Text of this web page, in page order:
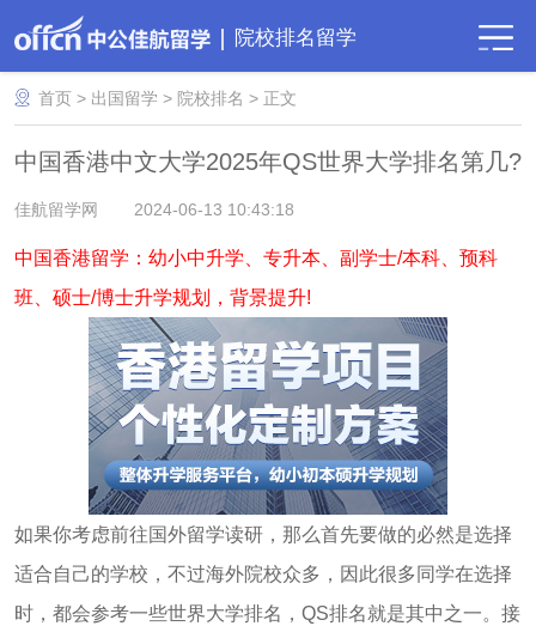
院校排名留学
首页 > 出国留学 > 院校排名 > 正文
中国香港中文大学2025年QS世界大学排名第几?
佳航留学网 2024-06-13 10:43:18
中国香港留学：幼小中升学、专升本、副学士/本科、预科
班、硕士/博士升学规划，背景提升!
如果你考虑前往国外留学读研，那么首先要做的必然是选择
适合自己的学校，不过海外院校众多，因此很多同学在选择
时，都会参考一些世界大学排名，QS排名就是其中之一。接